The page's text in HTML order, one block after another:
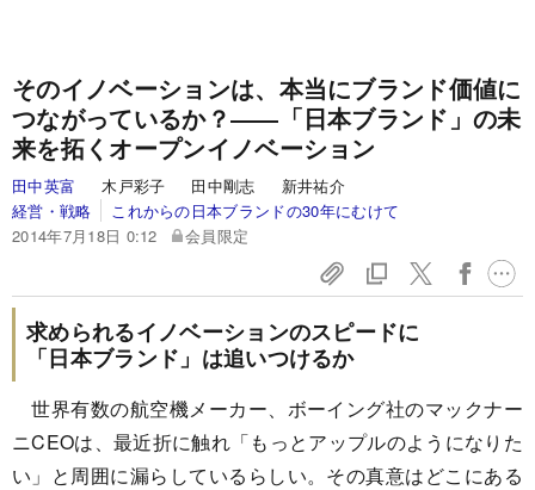
そのイノベーションは、本当にブランド価値に
つながっているか？――「日本ブランド」の未
来を拓くオープンイノベーション
田中英富
木戸彩子 田中剛志 新井祐介
経営・戦略
これからの日本ブランドの30年にむけて
2014年7月18日 0:12
会員限定
求められるイノベーションのスピードに
「日本ブランド」は追いつけるか
世界有数の航空機メーカー、ボーイング社のマックナー
ニCEOは、最近折に触れ「もっとアップルのようになりた
い」と周囲に漏らしているらしい。その真意はどこにある